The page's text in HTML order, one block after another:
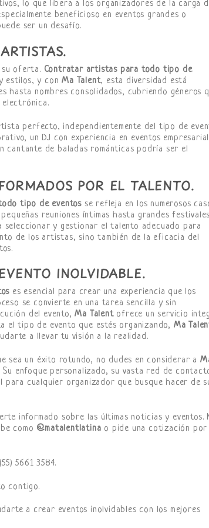
lo que libera a los organizadores de la carga
beneficioso en eventos grandes o
ser un desafío.
su oferta. Contratar artistas para todo tipo de
estilos, y conMa Talent, esta diversidad está
hasta nombres consolidados, cubriendo géneros
electrónica.
perfecto, independientemente del tipo de
un DJ con experiencia en eventos
cantante de baladas románticas podría ser el
POR EL TALENTO.
tipo de eventos se refleja en los numerosos
reuniones íntimas hasta grandes
y gestionar el talento adecuado para
de los artistas, sino también de la eficacia del
INOLVIDABLE.
es esencial para crear una experiencia que los
se convierte en una tarea sencilla y sin
del evento,Ma Talentofrece un servicio
el tipo de evento que estés organizando, Ma
a llevar tu visión a la realidad.
sea un éxito rotundo, no dudes en considerar a
Su enfoque personalizado, su vasta red de
para cualquier organizador que busque hacer de
informado sobre las últimas noticias y eventos.
como @matalentlatina o pide una cotización por
5661 3584.
contigo.
a crear eventos inolvidables con los mejores